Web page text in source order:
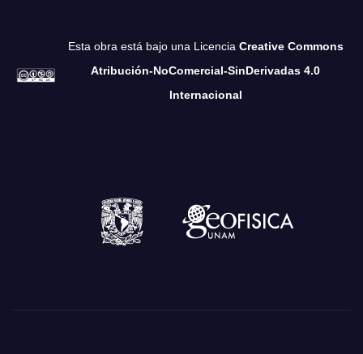
Esta obra está bajo una Licencia Creative Commons
Atribución-NoComercial-SinDerivadas 4.0
Internacional